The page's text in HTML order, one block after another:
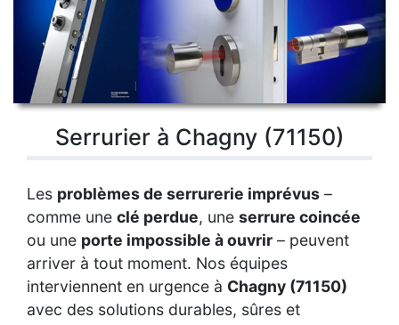
Serrurier à Chagny (71150)
Les problèmes de serrurerie imprévus –
comme une clé perdue, une serrure coincée
ou une porte impossible à ouvrir – peuvent
arriver à tout moment. Nos équipes
interviennent en urgence à Chagny (71150)
avec des solutions durables, sûres et